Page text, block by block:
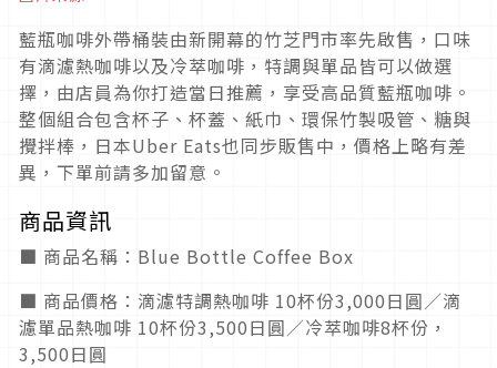
藍瓶咖啡外帶桶裝由新開幕的竹芝門市率先啟售，口味
有滴濾熱咖啡以及冷萃咖啡，特調與單品皆可以做選
擇，由店員為你打造當日推薦，享受高品質藍瓶咖啡。
整個組合包含杯子、杯蓋、紙巾、環保竹製吸管、糖與
攪拌棒，日本Uber Eats也同步販售中，價格上略有差
異，下單前請多加留意。
商品資訊
■ 商品名稱：Blue Bottle Coffee Box
■ 商品價格：滴濾特調熱咖啡 10杯份3,000日圓／滴
濾單品熱咖啡 10杯份3,500日圓／冷萃咖啡8杯份，
3,500日圓